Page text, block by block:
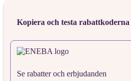
Kopiera och testa
Se rabatter och erbjudanden